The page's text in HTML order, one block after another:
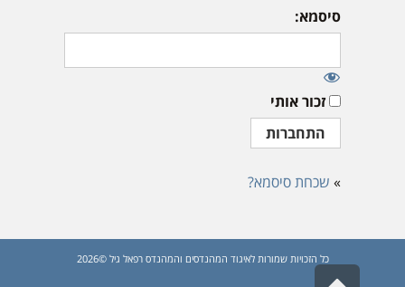
סיסמא:
זכור אותי
» שכחת סיסמא?
כל הזכויות שמורות לאיגוד המהנדסים והמהנדס רפאל גיל ©2026